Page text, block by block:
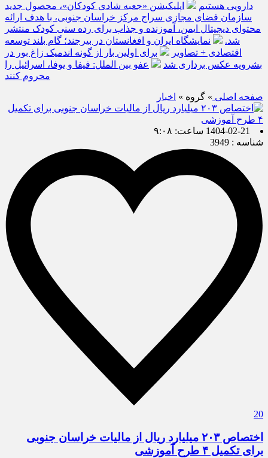
دارویی هستیم
اپلیکیشن «جعبه شادی کودکان»، محصول جدید
سازمان فضای مجازی سراج مرکز خراسان جنوبی، با هدف ارائه
محتوای دیجیتال ایمن، آموزنده و جذاب برای رده سنی کودک منتشر
شد.
نمایشگاه ایران و افغانستان در بیرجند؛ گام بلند توسعه
اقتصادی + تصاویر
برای اولین بار از گونه اندمیک زاغ بور در
بشرویه عکس برداری شد
عفو بین الملل: فیفا و یوفا، اسرائیل را
محروم کنند
صفحه اصلی » گروه » اخبار
1404-02-21 ساعت: ۹:۰۸
شناسه : 3949
20
اختصاص ۲۰۳ میلیارد ریال از مالیات خراسان جنوبی
برای تکمیل ۴ طرح آموزشی